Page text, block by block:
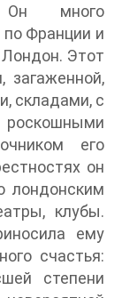
Он много
Франции и
Этот
загаженной,
складами, с
его
он
лондонским
клубы.
ему
счастья:
степени